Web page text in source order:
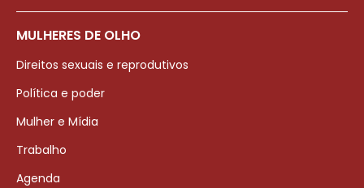
MULHERES DE OLHO
Direitos sexuais e reprodutivos
Política e poder
Mulher e Mídia
Trabalho
Agenda